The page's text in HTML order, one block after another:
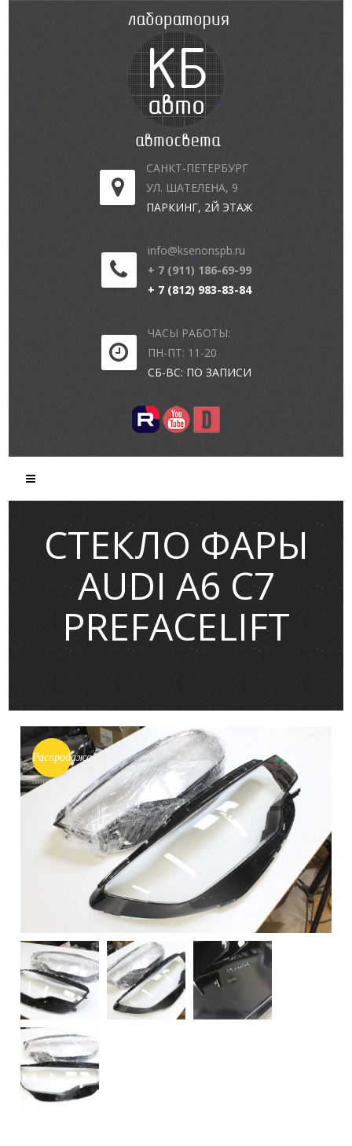
САНКТ-ПЕТЕРБУРГ
УЛ. ШАТЕЛЕНА, 9
ПАРКИНГ, 2Й ЭТАЖ
info@ksenonspb.ru
+ 7 (911) 186-69-99
+ 7 (812) 983-83-84
ЧАСЫ РАБОТЫ:
ПН-ПТ: 11-20
СБ-ВС: ПО ЗАПИСИ
СТЕКЛО ФАРЫ
AUDI A6 C7
PREFACELIFT
Распродажа!